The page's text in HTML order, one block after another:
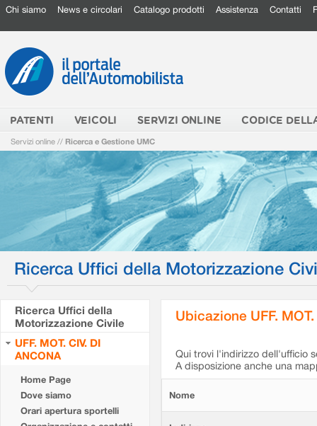
Chi siamo News e circolari Catalogo prodotti Assistenza Contatti
PATENTI VEICOLI SERVIZI ONLINE CODICE
Servizi online // Ricerca e Gestione UMC
Ricerca Uffici della Motorizzazione
Ricerca Uffici della
Motorizzazione Civile
UFF. MOT. CIV. DI
ANCONA
Home Page
Dove siamo
Orari apertura sportelli
Ubicazione UFF.
Qui trovi l'indirizzo dell'ufficio
A disposizione anche una
Nome